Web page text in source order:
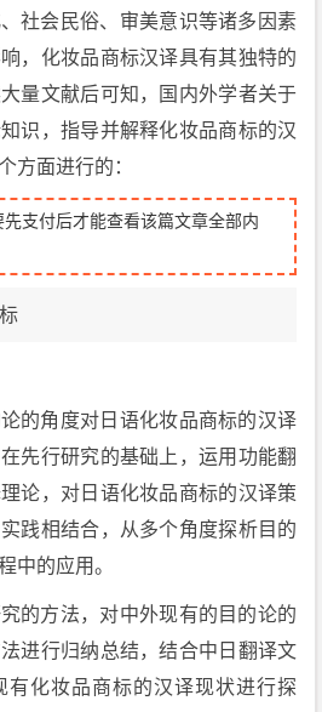
社会民俗、审美意识等诸多因素
，化妆品商标汉译具有其独特的
量文献后可知，国内外学者关于
识，指导并解释化妆品商标的汉
方面进行的：
支付后才能查看该篇文章全部内
的角度对日语化妆品商标的汉译
先行研究的基础上，运用功能翻
论，对日语化妆品商标的汉译策
践相结合，从多个角度探析目的
中的应用。
的方法，对中外现有的目的论的
进行归纳总结，结合中日翻译文
有化妆品商标的汉译现状进行探